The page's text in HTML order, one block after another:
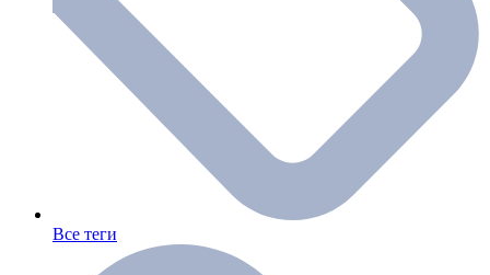
Все теги